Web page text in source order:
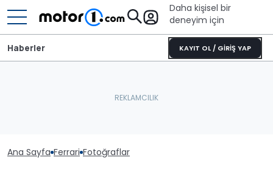
Daha kişisel bir
deneyim için
KAYIT OL / GİRİŞ YAP
Haberler
Ana Sayfa Ferrari Fotoğraflar